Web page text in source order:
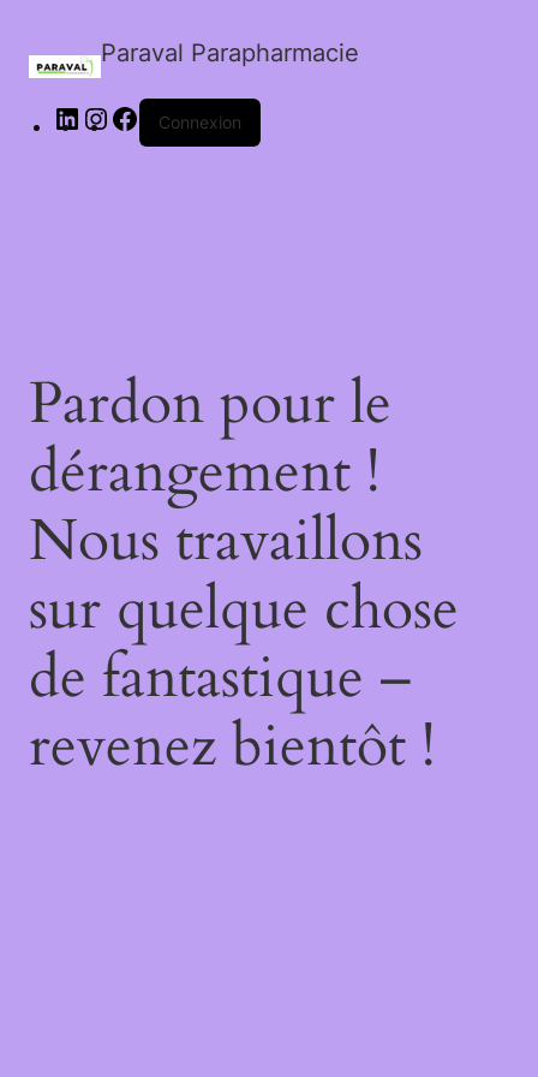
Paraval Parapharmacie
LinkedInInstagram
Facebook
Connexion
Pardon pour le
dérangement !
Nous travaillons
sur quelque chose
de fantastique –
revenez bientôt !